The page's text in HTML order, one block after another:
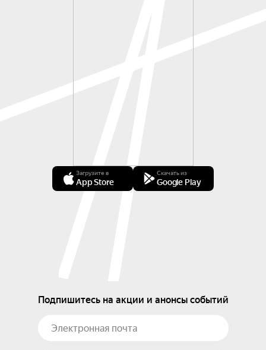
Загрузите в
App Store
Скачать из
Google Play
Подпишитесь на акции и анонсы событий